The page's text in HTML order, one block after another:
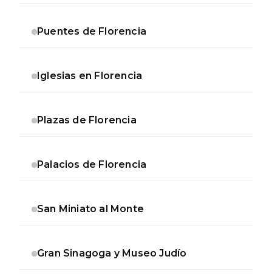
Puentes de Florencia
Iglesias en Florencia
Plazas de Florencia
Palacios de Florencia
San Miniato al Monte
Gran Sinagoga y Museo Judío